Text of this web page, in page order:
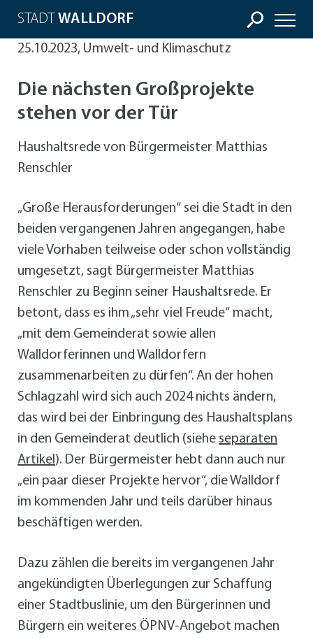
STADT WALLDORF
25.10.2023, Umwelt- und Klimaschutz
Die nächsten Großprojekte
stehen vor der Tür
Haushaltsrede von Bürgermeister Matthias
Renschler
„Große Herausforderungen“ sei die Stadt in den
beiden vergangenen Jahren angegangen, habe
viele Vorhaben teilweise oder schon vollständig
umgesetzt, sagt Bürgermeister Matthias
Renschler zu Beginn seiner Haushaltsrede. Er
betont, dass es ihm „sehr viel Freude“ macht,
„mit dem Gemeinderat sowie allen
Walldorferinnen und Walldorfern
zusammenarbeiten zu dürfen“. An der hohen
Schlagzahl wird sich auch 2024 nichts ändern,
das wird bei der Einbringung des Haushaltsplans
in den Gemeinderat deutlich (siehe separaten
Artikel). Der Bürgermeister hebt dann auch nur
„ein paar dieser Projekte hervor“, die Walldorf
im kommenden Jahr und teils darüber hinaus
beschäftigen werden.
Dazu zählen die bereits im vergangenen Jahr
angekündigten Überlegungen zur Schaffung
einer Stadtbuslinie, um den Bürgerinnen und
Bürgern ein weiteres ÖPNV-Angebot machen